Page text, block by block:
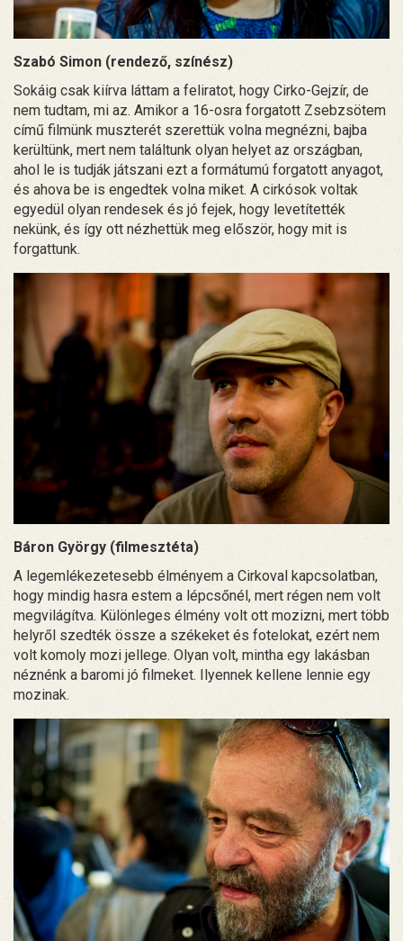
Szabó Simon (rendező, színész)
Sokáig csak kiírva láttam a feliratot, hogy Cirko-Gejzír, de
nem tudtam, mi az. Amikor a 16-osra forgatott Zsebzsötem
című filmünk muszterét szerettük volna megnézni, bajba
kerültünk, mert nem találtunk olyan helyet az országban,
ahol le is tudják játszani ezt a formátumú forgatott anyagot,
és ahova be is engedtek volna miket. A cirkósok voltak
egyedül olyan rendesek és jó fejek, hogy levetítették
nekünk, és így ott nézhettük meg először, hogy mit is
forgattunk.
Báron György (filmesztéta)
A legemlékezetesebb élményem a Cirkoval kapcsolatban,
hogy mindig hasra estem a lépcsőnél, mert régen nem volt
megvilágítva. Különleges élmény volt ott mozizni, mert több
helyről szedték össze a székeket és fotelokat, ezért nem
volt komoly mozi jellege. Olyan volt, mintha egy lakásban
néznénk a baromi jó filmeket. Ilyennek kellene lennie egy
mozinak.